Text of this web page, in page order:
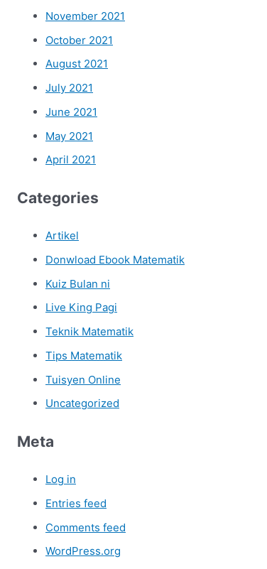
November 2021
October 2021
August 2021
July 2021
June 2021
May 2021
April 2021
Categories
Artikel
Donwload Ebook Matematik
Kuiz Bulan ni
Live King Pagi
Teknik Matematik
Tips Matematik
Tuisyen Online
Uncategorized
Meta
Log in
Entries feed
Comments feed
WordPress.org